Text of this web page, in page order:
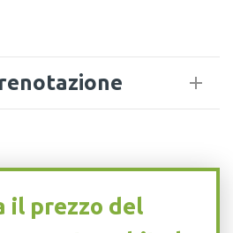
il prezzo del